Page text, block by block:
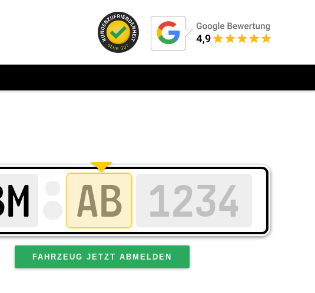
FAHRZEUG JETZT ABMELDEN